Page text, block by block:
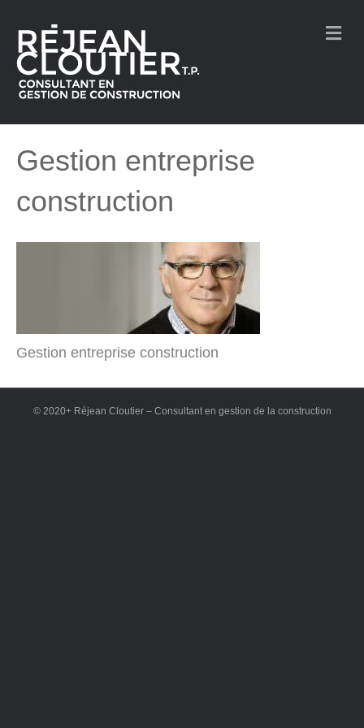
M
e
Gestion entreprise
construction
Gestion entreprise construction
© 2020+ Réjean Cloutier – Consultant en gestion de la construction